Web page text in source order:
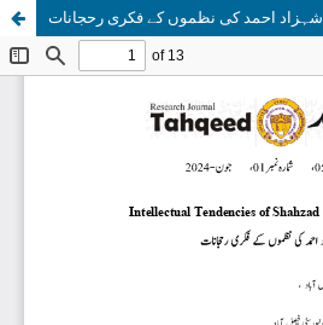
شہزاد احمد کی نظموں کے فکری رحجانات